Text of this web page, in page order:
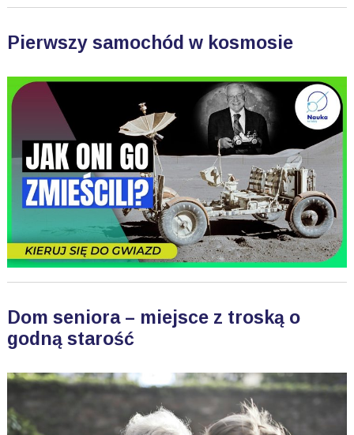
Pierwszy samochód w kosmosie
Dom seniora – miejsce z troską o
godną starość